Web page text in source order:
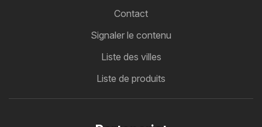
Contact
Signaler le contenu
Liste des villes
Liste de produits